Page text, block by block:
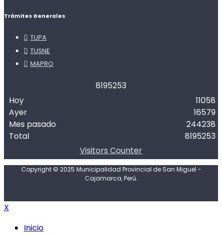
Trámites Generales
TUPA
TUSNE
MAPRO
8195253
Hoy
Ayer
Mes pasado
Total
11058
16579
244238
8195253
Visitors Counter
Copyright © 2025 Municipalidad Provincial de San Miguel -
Cajamarca, Perú.
X
Inicio